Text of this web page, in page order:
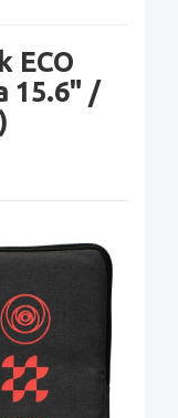
ECO
15.6" /